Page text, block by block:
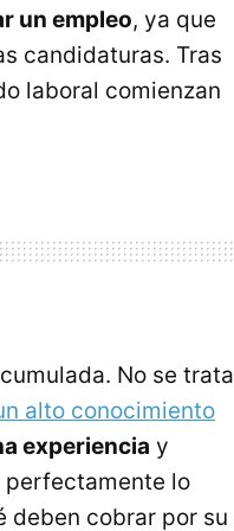
un empleo, ya que
candidaturas. Tras
laboral comienzan
No se trata
alto conocimiento
experiencia y
perfectamente lo
deben cobrar por su